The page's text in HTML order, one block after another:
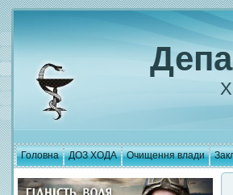
Головна ДОЗ ХОДА Очищення влади